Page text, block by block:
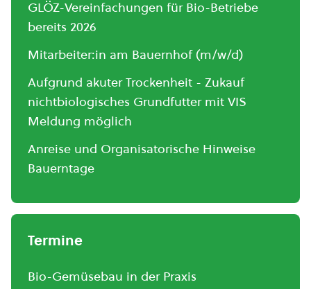
GLÖZ-Vereinfachungen für Bio-Betriebe
bereits 2026
Mitarbeiter:in am Bauernhof (m/w/d)
Aufgrund akuter Trockenheit - Zukauf
nichtbiologisches Grundfutter mit VIS
Meldung möglich
Anreise und Organisatorische Hinweise
Bauerntage
Termine
Bio-Gemüsebau in der Praxis